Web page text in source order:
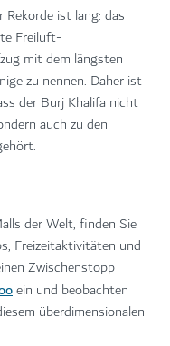
ist lang: das
Freiluft-
mit dem längsten
zu nennen. Daher ist
der Burj Khalifa nicht
auch zu den
der Welt, finden Sie
Freizeitaktivitäten und
Zwischenstopp
ein und beobachten
überdimensionalen